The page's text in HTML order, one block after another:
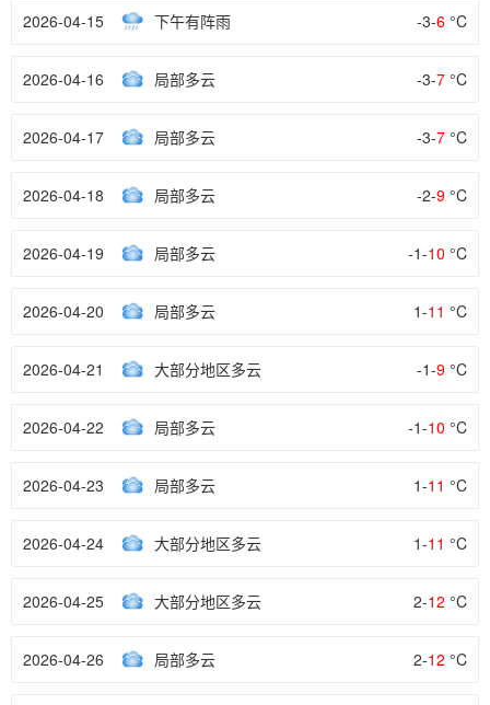
2026-04-15 下午有阵雨 -3-6 °C
2026-04-16 局部多云 -3-7 °C
2026-04-17 局部多云 -3-7 °C
2026-04-18 局部多云 -2-9 °C
2026-04-19 局部多云 -1-10 °C
2026-04-20 局部多云 1-11 °C
2026-04-21 大部分地区多云 -1-9 °C
2026-04-22 局部多云 -1-10 °C
2026-04-23 局部多云 1-11 °C
2026-04-24 大部分地区多云 1-11 °C
2026-04-25 大部分地区多云 2-12 °C
2026-04-26 局部多云 2-12 °C